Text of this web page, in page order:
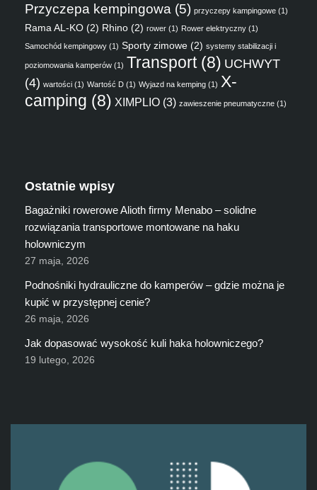
Przyczepa kempingowa (5) przyczepy kampingowe (1)
Rama AL-KO (2) Rhino (2) rower (1) Rower elektryczny (1)
Samochód kempingowy (1) Sporty zimowe (2) systemy stabilizacji i
poziomowania kamperów (1) Transport(8) UCHWYT
(4) wartości (1) Wartość D (1) Wyjazd na kemping (1) X-
camping (8) XIMPLIO (3) zawieszenie pneumatyczne (1)
Ostatnie wpisy
Bagażniki rowerowe Alioth firmy Menabo – solidne
rozwiązania transportowe montowane na haku
holowniczym
27 maja, 2026
Podnośniki hydrauliczne do kamperów – gdzie można je
kupić w przystępnej cenie?
26 maja, 2026
Jak dopasować wysokość kuli haka holowniczego?
19 lutego, 2026